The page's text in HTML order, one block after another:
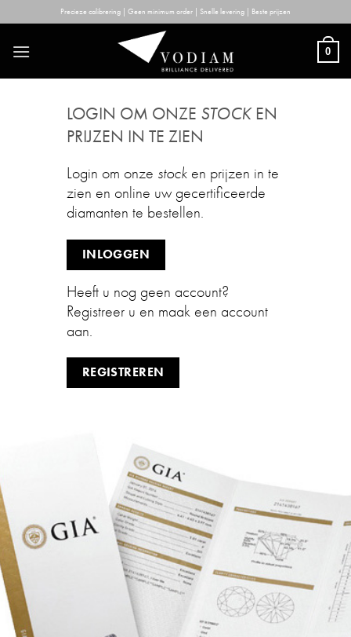
to
content
Precieze calibrering | Geen minimum order | Snelle levering | Beste prijzen
0
LOGIN OM ONZE STOCKEN
PRIJZEN IN TE ZIEN
Login om onze stock en prijzen in te
zien en online uw gecertificeerde
diamanten te bestellen.
INLOGGEN
Heeft u nog geen account?
Registreer u en maak een account
aan.
REGISTREREN